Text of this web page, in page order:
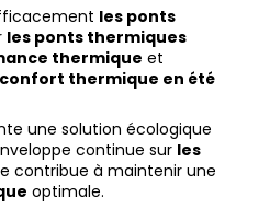
les ponts
les ponts thermiques
thermique et
confort thermique en été
une solution écologique
continue sur les
contribue à maintenir une
optimale.